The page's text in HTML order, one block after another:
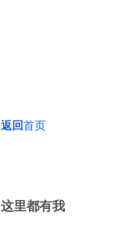
返回首页
这里都有我